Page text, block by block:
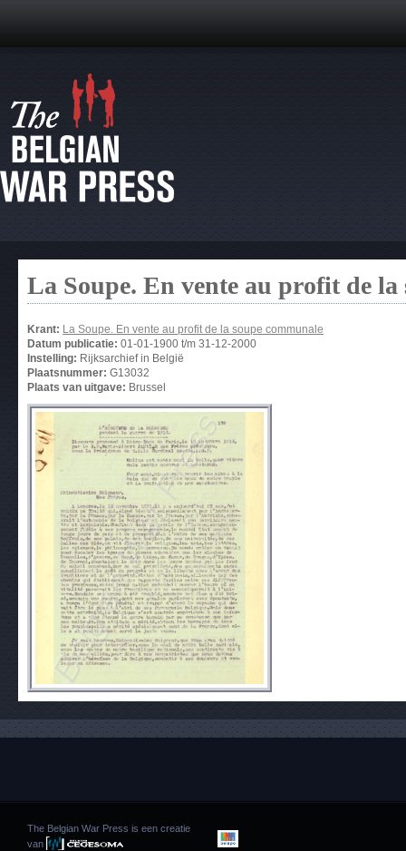
La Soupe. En vente au profit de la
Krant: La Soupe. En vente au profit de la soupe communale
Datum publicatie: 01-01-1900 t/m 31-12-2000
Instelling: Rijksarchief in België
Plaatsnummer: G13032
Plaats van uitgave: Brussel
The Belgian War Press is een creatie
van